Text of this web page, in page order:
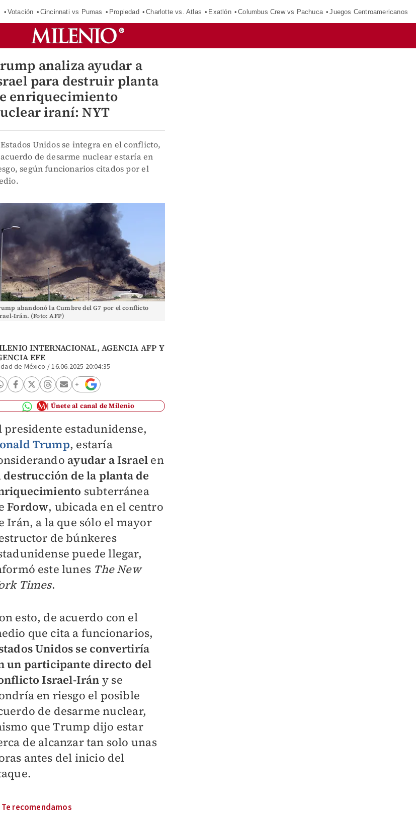
Votación Cincinnati vs Pumas Propiedad Charlotte vs. Atlas Exatlón Columbus Crew vs Pachuca Juegos Centroamericanos
analiza ayudar a
para destruir planta
enriquecimiento
iraní: NYT
Unidos se integra en el conflicto,
de desarme nuclear estaría en
según funcionarios citados por el
abandonó la Cumbre del G7 por el conflicto
Irán. (Foto: AFP)
INTERNACIONAL, AGENCIA AFP Y
EFE
de México /16.06.2025 20:04:35
Únete al canal de Milenio
presidente estadunidense,
Trump, estaría
ayudar a Israel en
destrucción de la planta de
subterránea
Fordow, ubicada en el centro
Irán, a la que sólo el mayor
de búnkeres
puede llegar,
este lunes The New
Times.
esto, de acuerdo con el
que cita a funcionarios,
Unidos se convertiría
un participante directo del
Israel-Irány se
en riesgo el posible
de desarme nuclear,
que Trump dijo estar
de alcanzar tan solo unas
antes del inicio del
Te recomendamos